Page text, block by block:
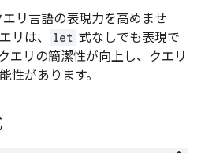
リ言語の表現力を高めませ
リは、
let 式なしでも表現で
エリの簡潔性が向上し、クエリ
性があります。